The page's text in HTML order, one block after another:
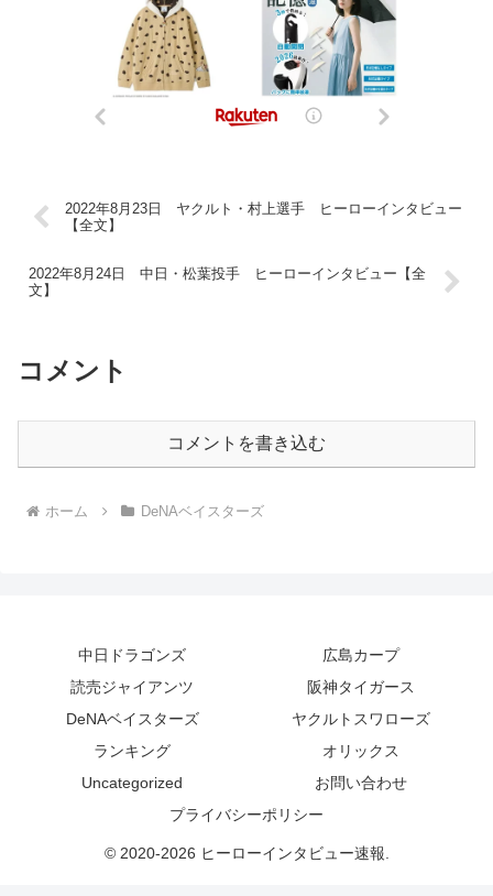
2022年8月23日 ヤクルト・村上選手 ヒーローインタビュー
【全文】
2022年8月24日 中日・松葉投手 ヒーローインタビュー【全
文】
コメント
コメントを書き込む
ホーム DeNAベイスターズ
中日ドラゴンズ
広島カープ
読売ジャイアンツ
阪神タイガース
DeNAベイスターズ
ヤクルトスワローズ
ランキング
オリックス
Uncategorized
お問い合わせ
プライバシーポリシー
© 2020-2026 ヒーローインタビュー速報.